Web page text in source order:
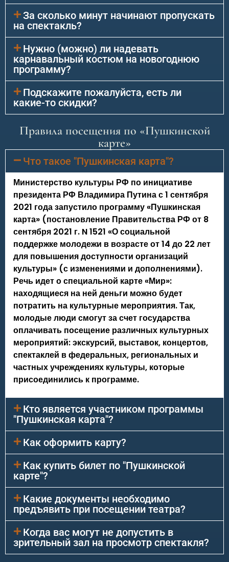
За сколько минут начинают пропускать
на спектакль?
Нужно (можно) ли надевать
карнавальный костюм на новогоднюю
программу?
Подскажите пожалуйста, есть ли
какие-то скидки?
Правила посещения по «Пушкинской
карте»
Что такое "Пушкинская карта"?
Министерство культуры РФ по инициативе
президента РФ Владимира Путина с 1 сентября
2021 года запустило программу «Пушкинская
карта» (постановление Правительства РФ от 8
сентября 2021 г. N 1521 «О социальной
поддержке молодежи в возрасте от 14 до 22 лет
для повышения доступности организаций
культуры» (с изменениями и дополнениями).
Речь идет о специальной карте «Мир»:
находящиеся на ней деньги можно будет
потратить на культурные мероприятия. Так,
молодые люди смогут за счет государства
оплачивать посещение различных культурных
мероприятий: экскурсий, выставок, концертов,
спектаклей в федеральных, региональных и
частных учреждениях культуры, которые
присоединились к программе.
Кто является участником программы
"Пушкинская карта"?
Как оформить карту?
Как купить билет по "Пушкинской
карте"?
Какие документы необходимо
предъявить при посещении театра?
Когда вас могут не допустить в
зрительный зал на просмотр спектакля?